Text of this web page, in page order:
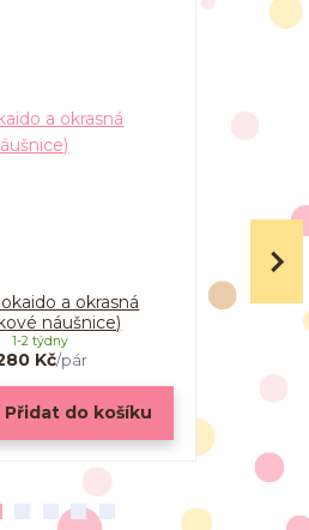
a okrasná
náušnice)
Kč/pár
1-2 týdny
Přidat do košíku
Dýně